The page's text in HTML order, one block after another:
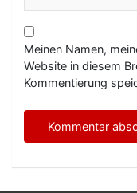
Meinen Namen,
Website in diesem
Kommentierung